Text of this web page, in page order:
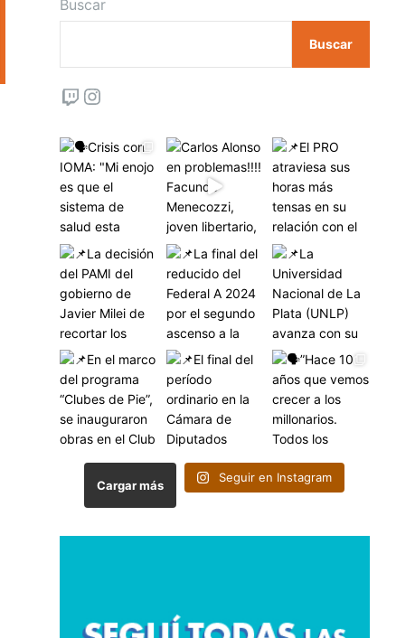
Buscar
Buscar
Twitch
Cargar más
Seguir en Instagram